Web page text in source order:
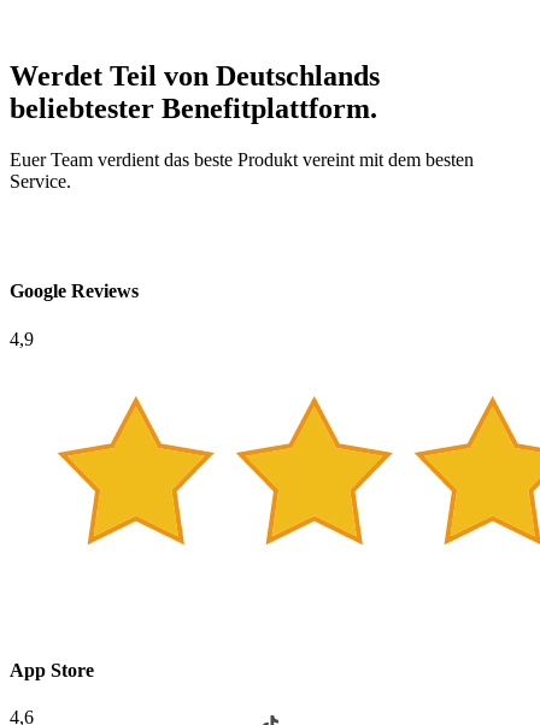
Werdet Teil von Deutschlands
beliebtester Benefitplattform.
Euer Team verdient das beste Produkt vereint mit dem besten
Service.
Google Reviews
4,9
App Store
4,6